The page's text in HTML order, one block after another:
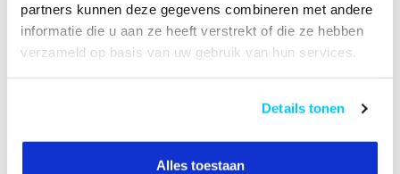
partners kunnen deze gegevens combineren met andere
informatie die u aan ze heeft verstrekt of die ze hebben
verzameld op basis van uw gebruik van hun services.
Details tonen
Alles toestaan
+
Op voorraad